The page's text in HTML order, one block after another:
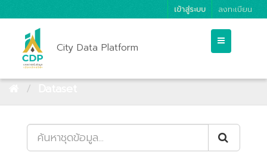
เข้าสู่ระบบ ลงทะเบียน
City Data Platform